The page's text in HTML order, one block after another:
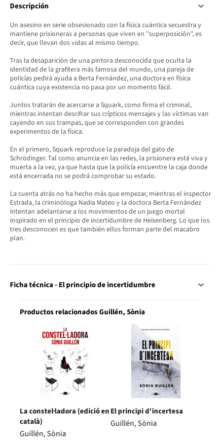
Descripción
Un asesino en serie obsesionado con la física cuántica secuestra y
mantiene prisioneras a personas que viven en ''superposición'', es
decir, que llevan dos vidas al mismo tiempo.
Tras la desaparición de una pintora desconocida que oculta la
identidad de la grafitera más famosa del mundo, una pareja de
policías pedirá ayuda a Berta Fernández, una doctora en física
cuántica cuya existencia no pasa por un momento fácil.
Juntos tratarán de acercarse a Squark, como firma el criminal,
mientras intentan descifrar sus crípticos mensajes y las víctimas van
cayendo en sus trampas, que se corresponden con grandes
experimentos de la física.
En el primero, Squark reproduce la paradoja del gato de
Schrödinger. Tal como anuncia en las redes, la prisionera está viva y
muerta a la vez, ya que hasta que la policía encuentre la caja donde
está encerrada no se podrá comprobar su estado.
La cuenta atrás no ha hecho más que empezar, mientras el inspector
Estrada, la criminóloga Nadia Mateo y la doctora Berta Fernández
intentan adelantarse a los movimientos de un juego mortal
inspirado en el principio de incertidumbre de Heisenberg. Lo que los
tres desconocen es que también ellos forman parte del macabro
plan.
Ficha técnica - El principio de incertidumbre
Productos relacionados Guillén, Sònia
La constel·ladora (edició en
català)
Guillén, Sònia
El principi d'incertesa
Guillén, Sònia